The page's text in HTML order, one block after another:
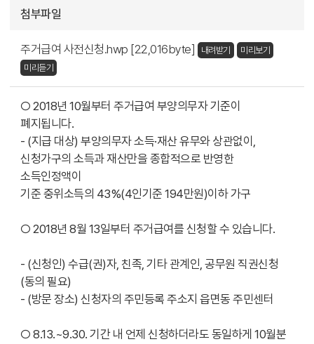
첨부파일
주거급여 사전신청.hwp [22,016byte] 내려받기
미리보기
미리듣기
○ 2018년 10월부터 주거급여 부양의무자 기준이
폐지됩니다.
- (지급 대상) 부양의무자 소득·재산 유무와 상관없이,
신청가구의 소득과 재산만을 종합적으로 반영한
소득인정액이
기준 중위소득의 43%(4인기준 194만원)이하 가구
○ 2018년 8월 13일부터 주거급여를 신청할 수 있습니다.
- (신청인) 수급(권)자, 친족, 기타 관계인, 공무원 직권신청
(동의 필요)
- (방문 장소) 신청자의 주민등록 주소지 읍면동 주민센터
○ 8.13.~9.30. 기간 내 언제 신청하더라도 동일하게 10월분